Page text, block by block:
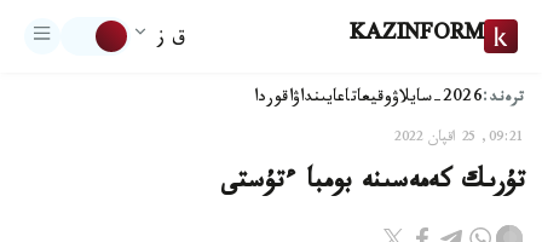
KAZINFORM ق ز
ترەند:2026-سايلاۋ وقيعاتاعايىنداۋاقوردا
09:21, 25 اقپان 2022
تۇرىك كەمەسىنە بومبا ءتۇستى